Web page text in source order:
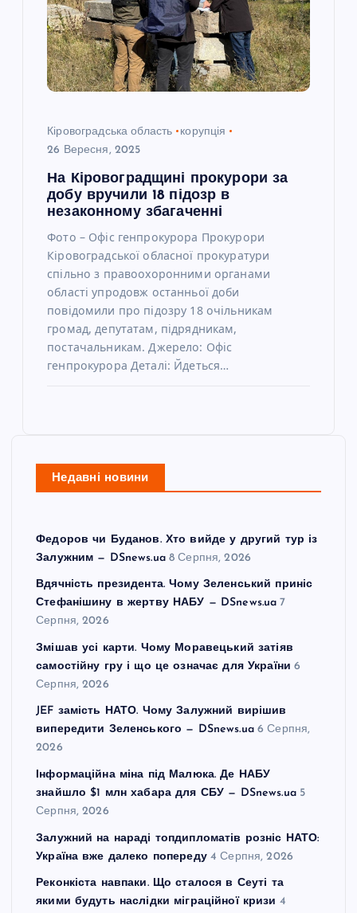
Кіровоградська область
корупція
26 Вересня, 2025
На Кіровоградщині прокурори за
добу вручили 18 підозр в
незаконному збагаченні
Фото – Офіс генпрокурора Прокурори
Кіровоградської обласної прокуратури
спільно з правоохоронними органами
області упродовж останньої доби
повідомили про підозру 18 очільникам
громад, депутатам, підрядникам,
постачальникам. Джерело: Офіс
генпрокурора Деталі: Йдеться…
Недавні новини
Федоров чи Буданов. Хто вийде у другий тур із
Залужним — DSnews.ua 8 Серпня, 2026
Вдячність президента. Чому Зеленський приніс
Стефанішину в жертву НАБУ — DSnews.ua 7
Серпня, 2026
Змішав усі карти. Чому Моравецький затіяв
самостійну гру і що це означає для України 6
Серпня, 2026
JEF замість НАТО. Чому Залужний вирішив
випередити Зеленського — DSnews.ua 6 Серпня,
2026
Інформаційна міна під Малюка. Де НАБУ
знайшло $1 млн хабара для СБУ — DSnews.ua 5
Серпня, 2026
Залужний на нараді топдипломатів розніс НАТО:
Україна вже далеко попереду 4 Серпня, 2026
Реконкіста навпаки. Що сталося в Сеуті та
якими будуть наслідки міграційної кризи 4